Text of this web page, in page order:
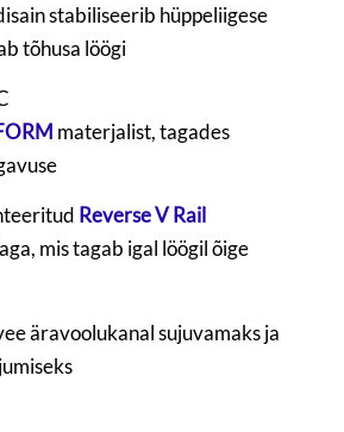
stabiliseerib hüppeliigese
tõhusa löögi
materjalist, tagades
Reverse V Rail
mis tagab igal löögil õige
äravoolukanal sujuvamaks ja